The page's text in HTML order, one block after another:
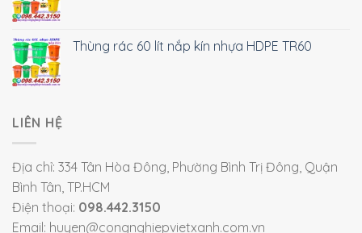
Thùng rác 60 lít nắp kín nhựa HDPE TR60
LIÊN HỆ
Địa chỉ: 334 Tân Hòa Đông, Phường Bình Trị Đông, Quận
Bình Tân, TP.HCM
Điện thoại: 098.442.3150
Email: huyen@congnghiepvietxanh.com.vn